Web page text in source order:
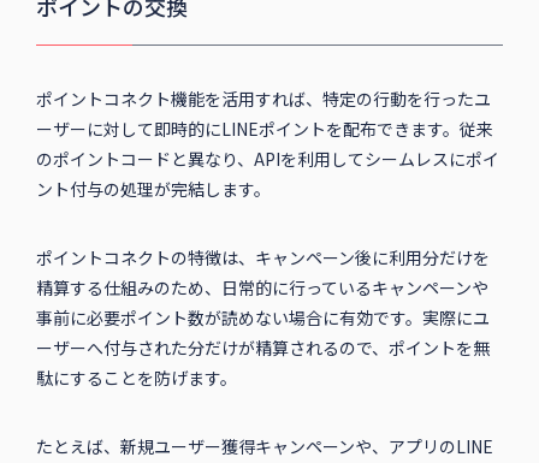
ポイントコネクト機能を活用すれば、特定の行動を行ったユ
ーザーに対して即時的にLINEポイントを配布できます。従来
のポイントコードと異なり、APIを利用してシームレスにポイ
ント付与の処理が完結します。
ポイントコネクトの特徴は、キャンペーン後に利用分だけを
精算する仕組みのため、日常的に行っているキャンペーンや
事前に必要ポイント数が読めない場合に有効です。実際にユ
ーザーへ付与された分だけが精算されるので、ポイントを無
駄にすることを防げます。
たとえば、新規ユーザー獲得キャンペーンや、アプリのLINE